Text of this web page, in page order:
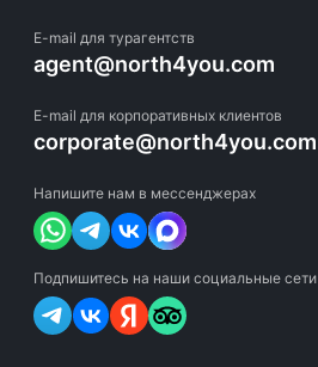
E-mail для турагентств
agent@north4you.com
E-mail для корпоративных клиентов
corporate@north4you.com
Напишите нам в мессенджерах
Подпишитесь на наши социальные сети